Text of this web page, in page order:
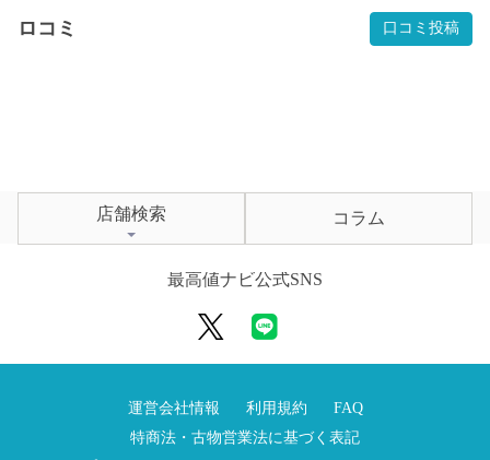
ロコミ 口コミ投稿
店舗検索 コラム
最高値ナビ公式SNS
運営会社情報 利用規約
FAQ
特商法・古物営業法に基づく表記